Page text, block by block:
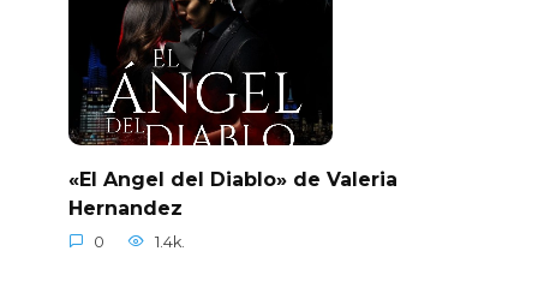
«El Angel del Diablo» de Valeria
Hernandez
0 1.4k.